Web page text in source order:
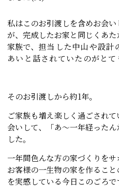
私はこのお引渡しを含めお会
が、完成したお家と同じくあ
家族で、 担当した中山や設計
あいと話されていたのがとて
そのお引渡しから約1年。
ご家族も増え楽しく過ごされ
会いして、「あ～一年経った
した。
一年間色んな方の家づくりをサ
お客様の一生物の家を作るこ
を実感している今日このごろで